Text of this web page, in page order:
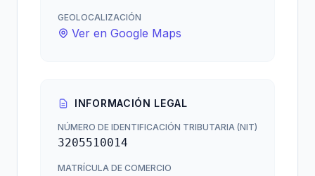
GEOLOCALIZACIÓN
Ver en Google Maps
INFORMACIÓN LEGAL
NÚMERO DE IDENTIFICACIÓN TRIBUTARIA (NIT)
3205510014
MATRÍCULA DE COMERCIO